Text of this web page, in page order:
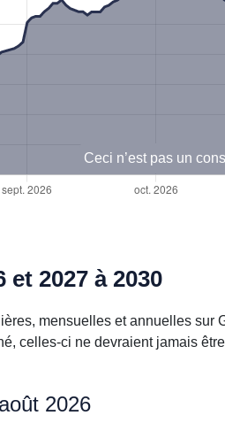
Ceci n’est pas un
2027 à 2030
mensuelles et annuelles sur
celles-ci ne devraient jamais
2026